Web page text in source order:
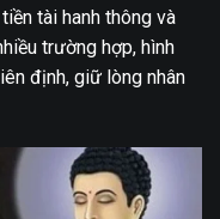
tài hanh thông và
trường hợp, hình
định, giữ lòng nhân